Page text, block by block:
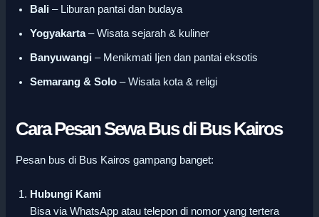
Bali – Liburan pantai dan budaya
Yogyakarta– Wisata sejarah & kuliner
Banyuwangi – Menikmati Ijen dan pantai eksotis
Semarang & Solo – Wisata kota & religi
Cara Pesan Sewa Bus di Bus Kairos
Pesan bus di Bus Kairos gampang banget:
Hubungi Kami
Bisa via WhatsApp atau telepon di nomor yang tertera